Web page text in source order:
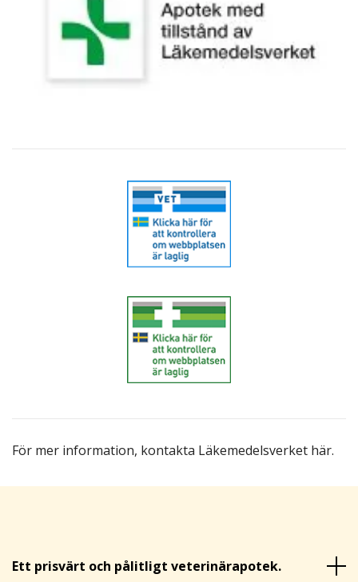
För mer information, kontakta Läkemedelsverket här.
Ett prisvärt och pålitligt veterinärapotek.